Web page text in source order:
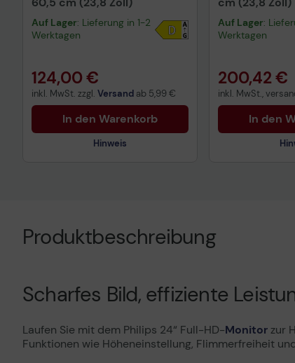
Auf Lager: Lieferung in 1-2
Werktagen
124,00 €
inkl. MwSt. zzgl. Versand ab 5,99 €
In den Warenkorb
Hinweis
Auf Lager:
Werktagen
200,42 €
inkl. MwSt.,
In den
Produktbeschreibung
Scharfes Bild, effiziente
Laufen Sie mit dem Philips 24“ Full-HD-Monitorzur
Funktionen wie Höheneinstellung, Flimmerfreiheit